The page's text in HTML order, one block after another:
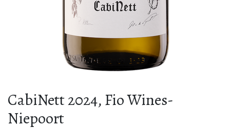
CabiNett 2024, Fio Wines-
Niepoort